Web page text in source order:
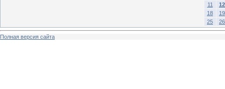
11
12
18
19
25
26
Полная версия сайта